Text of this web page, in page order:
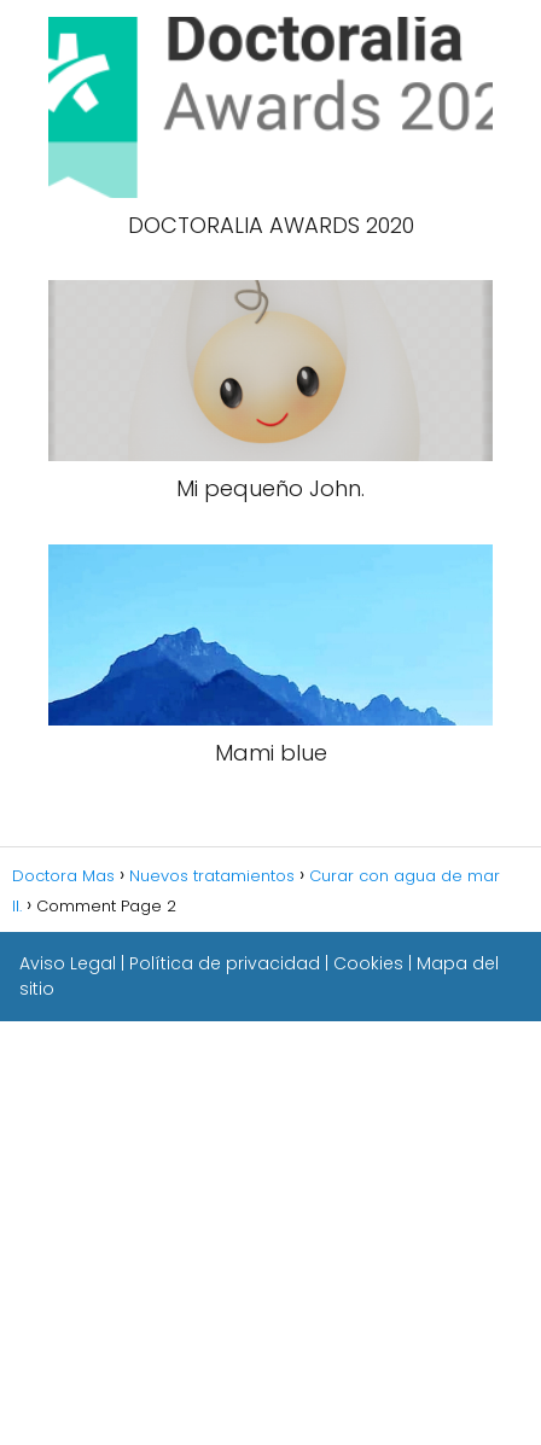
DOCTORALIA AWARDS 2020
Mi pequeño John.
Mami blue
Doctora Mas Nuevos tratamientos
Curar con agua de mar
II.
Comment Page 2
Aviso Legal Política de privacidad Cookies
Mapa del
sitio